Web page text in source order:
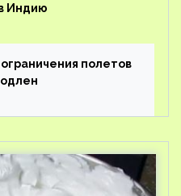
Индию
полетов